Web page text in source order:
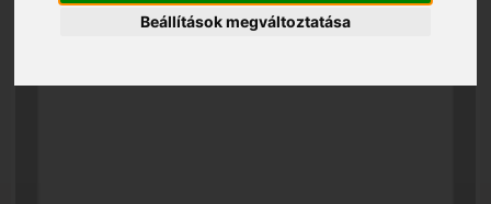
Beállítások megváltoztatása